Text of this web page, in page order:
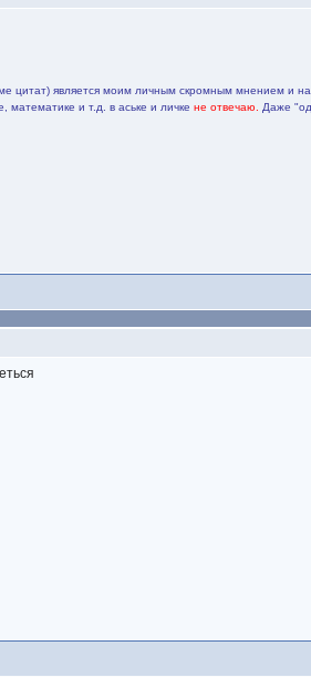
цитат) является моим личным скромным мнением и
математике и т.д. в аське и личкене отвечаю. Даже